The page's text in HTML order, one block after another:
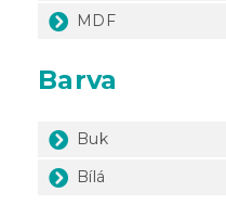
MDF
Barva
Buk
Bílá